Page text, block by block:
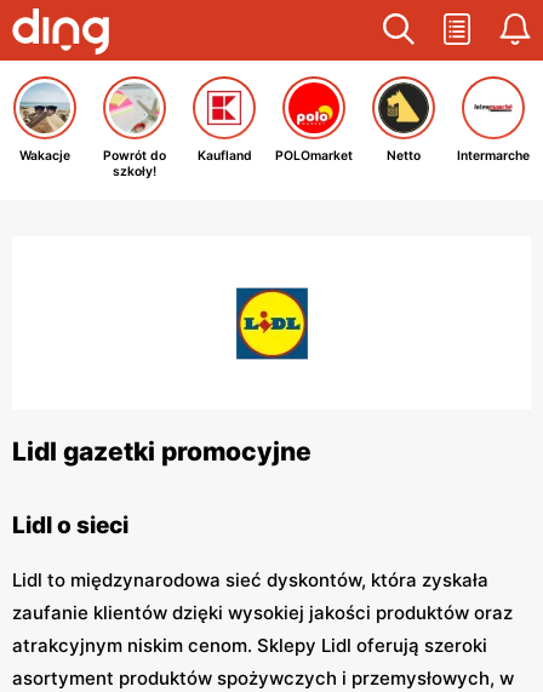
Wakacje
Powrót do
szkoły!
Kaufland POLOmarket Netto Intermarche
Lidl gazetki promocyjne
Lidl o sieci
Lidl to międzynarodowa sieć dyskontów, która zyskała
zaufanie klientów dzięki wysokiej jakości produktów oraz
atrakcyjnym niskim cenom. Sklepy Lidl oferują szeroki
asortyment produktów spożywczych i przemysłowych, w